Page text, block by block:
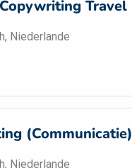
Travel
, Niederlande
(Communicatie)
, Niederlande